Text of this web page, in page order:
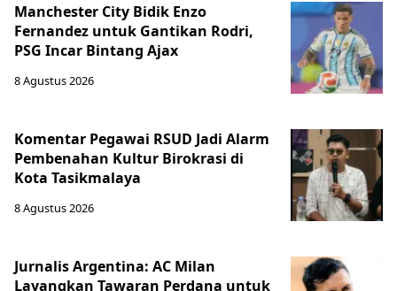
Manchester City Bidik Enzo
Fernandez untuk Gantikan Rodri,
PSG Incar Bintang Ajax
8 Agustus 2026
Komentar Pegawai RSUD Jadi Alarm
Pembenahan Kultur Birokrasi di
Kota Tasikmalaya
8 Agustus 2026
Jurnalis Argentina: AC Milan
Layangkan Tawaran Perdana untuk